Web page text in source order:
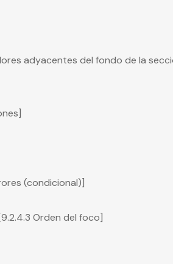
adyacentes del fondo de la
(condicional)]
Orden del foco]